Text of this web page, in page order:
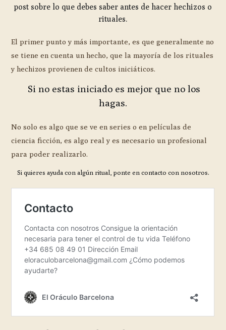
post sobre lo que debes saber antes de hacer hechizos o
rituales.
El primer punto y más importante, es que generalmente no
se tiene en cuenta un hecho, que la mayoría de los rituales
y hechizos provienen de cultos iniciáticos.
Si no estas iniciado es mejor que no los
hagas.
No solo es algo que se ve en series o en películas de
ciencia ficción, es algo real y es necesario un profesional
para poder realizarlo.
Si quieres ayuda con algún ritual, ponte en contacto con nosotros.